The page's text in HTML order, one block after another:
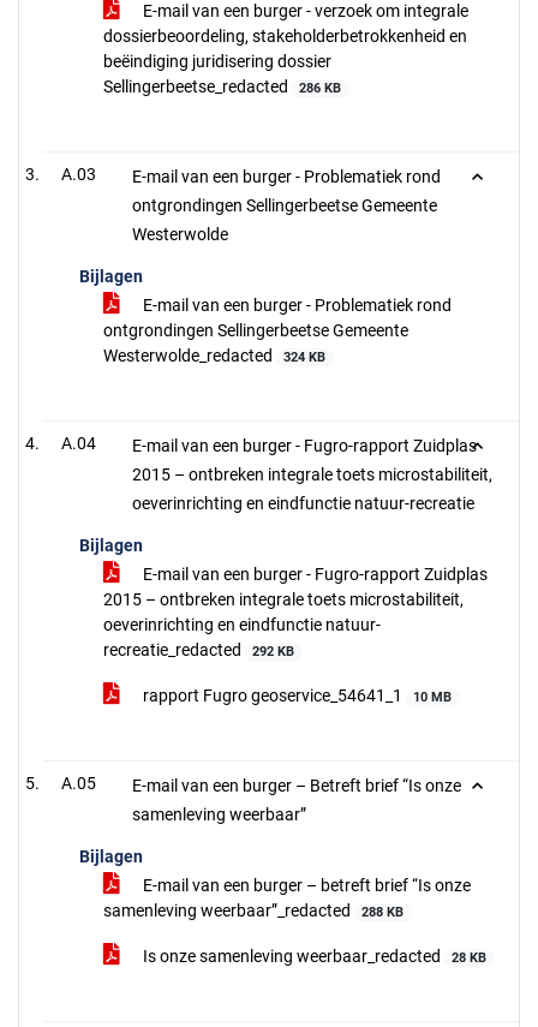
E-mail van een burger - verzoek om integrale
dossierbeoordeling, stakeholderbetrokkenheid en
beëindiging juridisering dossier
Sellingerbeetse_redacted
286 KB
A.03
E-mail van een burger - Problematiek rond
ontgrondingen Sellingerbeetse Gemeente
Westerwolde
Bijlagen
E-mail van een burger - Problematiek rond
ontgrondingen Sellingerbeetse Gemeente
Westerwolde_redacted
324 KB
A.04
E-mail van een burger - Fugro-rapport Zuidplas
2015 – ontbreken integrale toets microstabiliteit,
oeverinrichting en eindfunctie natuur-recreatie
Bijlagen
E-mail van een burger - Fugro-rapport Zuidplas
2015 – ontbreken integrale toets microstabiliteit,
oeverinrichting en eindfunctie natuur-
recreatie_redacted
292 KB
rapport Fugro geoservice_54641_1 10 MB
A.05
E-mail van een burger – Betreft brief “Is onze
samenleving weerbaar”
Bijlagen
E-mail van een burger – betreft brief “Is onze
samenleving weerbaar”_redacted
288 KB
Is onze samenleving weerbaar_redacted 28 KB